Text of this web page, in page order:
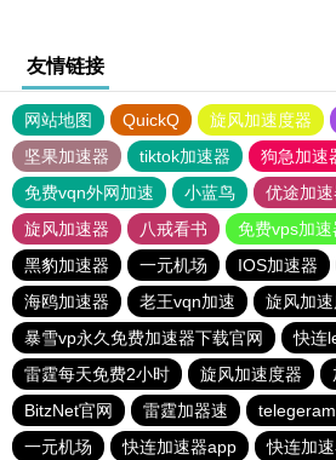
友情链接
网站地图 QuickQ 旋风加速度器
坚果加速器
tiktok加速器
狗急加速
免费vqn外网加速
小蓝鸟 优途加
旋风加速器
八戒看书
免费vps加
黑豹加速器
一元机场 IOS加速器
海鸥加速器
老王vqn加速
旋风加
暴雪vp永久免费加速器下载官网
快连
雷霆每天免费2小时
旋风加速度器
BitzNet官网
雷霆加器速
一元机场
快连加速器app 快连加